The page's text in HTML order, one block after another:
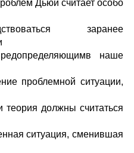
Дьюи считает особо
заранее
наше
проблемной ситуации,
теория должны считаться
ситуация, сменившая